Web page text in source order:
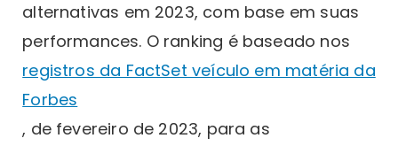
alternativas em 2023, com base em suas
performances. O ranking é baseado nos
registros da FactSet veículo em matéria da
Forbes
, de fevereiro de 2023, para as